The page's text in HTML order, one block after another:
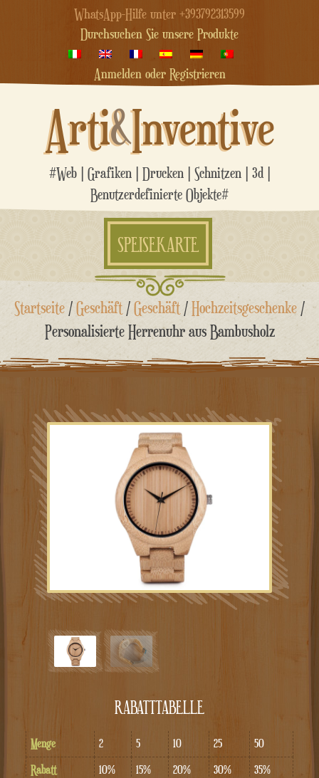
WhatsApp-Hilfe unter +393792313599
Durchsuchen Sie unsere Produkte
Anmelden oder Registrieren
Arti&Inventive
#Web | Grafiken | Drucken | Schnitzen | 3d |
Benutzerdefinierte Objekte#
SPEISEKARTE
Zum
InhaltStartseite /Geschäft /Geschäft /Hochzeitsgeschenke /
Personalisierte Herrenuhr aus Bambusholz
RABATTTABELLE
Menge 2 5 10 25
50
Rabatt
10% 15% 20% 30%
35%